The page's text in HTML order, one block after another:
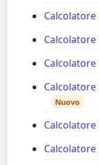
Calcolatore
Calcolatore
Nuovo
Calcolatore